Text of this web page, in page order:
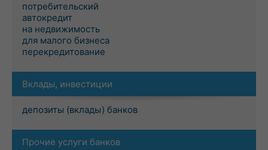
потребительский
автокредит
на недвижимость
для малого бизнеса
перекредитование
Вклады, инвестиции
депозиты (вклады) банков
Прочие услуги банков